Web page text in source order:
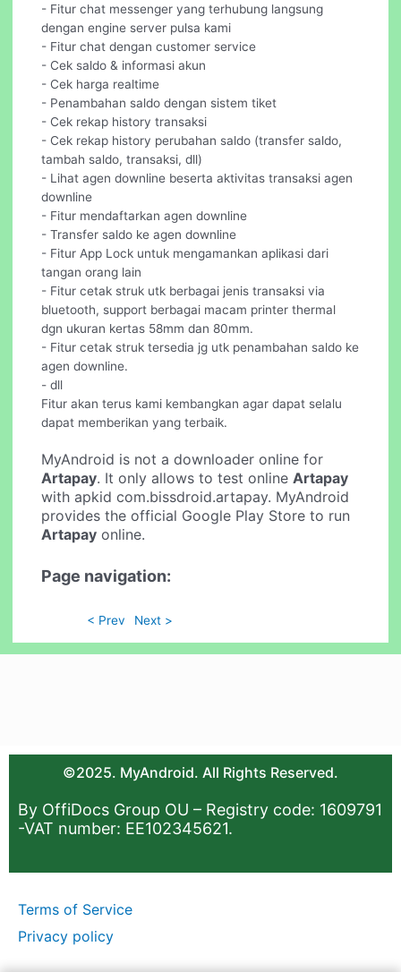
- Fitur chat messenger yang terhubung langsung
dengan engine server pulsa kami
- Fitur chat dengan customer service
- Cek saldo & informasi akun
- Cek harga realtime
- Penambahan saldo dengan sistem tiket
- Cek rekap history transaksi
- Cek rekap history perubahan saldo (transfer saldo,
tambah saldo, transaksi, dll)
- Lihat agen downline beserta aktivitas transaksi agen
downline
- Fitur mendaftarkan agen downline
- Transfer saldo ke agen downline
- Fitur App Lock untuk mengamankan aplikasi dari
tangan orang lain
- Fitur cetak struk utk berbagai jenis transaksi via
bluetooth, support berbagai macam printer thermal
dgn ukuran kertas 58mm dan 80mm.
- Fitur cetak struk tersedia jg utk penambahan saldo ke
agen downline.
- dll
Fitur akan terus kami kembangkan agar dapat selalu
dapat memberikan yang terbaik.
MyAndroid is not a downloader online for
Artapay. It only allows to test online Artapay
with apkid com.bissdroid.artapay. MyAndroid
provides the official Google Play Store to run
Artapay online.
Page navigation:
< Prev Next >
©2025. MyAndroid. All Rights Reserved.
By OffiDocs Group OU – Registry code: 1609791
-VAT number: EE102345621.
Terms of Service
Privacy policy